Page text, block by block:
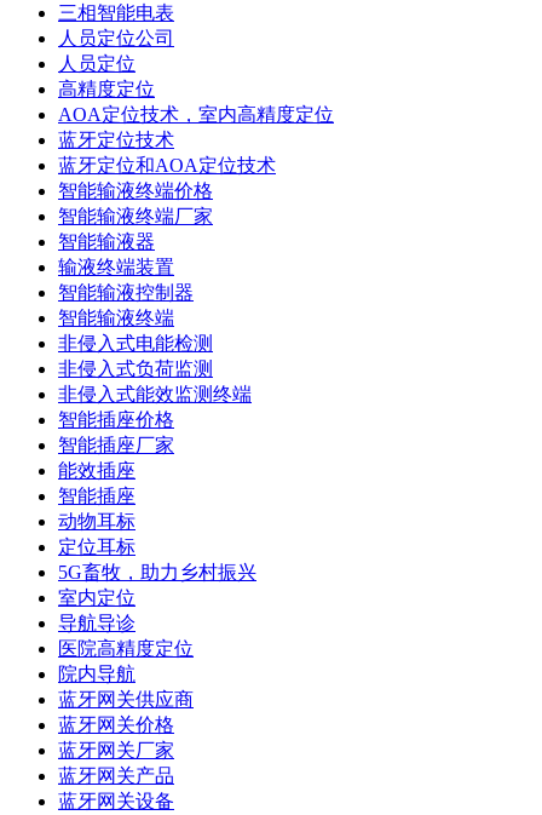
三相智能电表
人员定位公司
人员定位
高精度定位
AOA定位技术，室内高精度定位
蓝牙定位技术
蓝牙定位和AOA定位技术
智能输液终端价格
智能输液终端厂家
智能输液器
输液终端装置
智能输液控制器
智能输液终端
非侵入式电能检测
非侵入式负荷监测
非侵入式能效监测终端
智能插座价格
智能插座厂家
能效插座
智能插座
动物耳标
定位耳标
5G畜牧，助力乡村振兴
室内定位
导航导诊
医院高精度定位
院内导航
蓝牙网关供应商
蓝牙网关价格
蓝牙网关厂家
蓝牙网关产品
蓝牙网关设备